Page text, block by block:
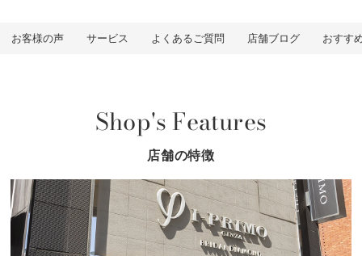
お客様の声 サービス よくあるご質問 店舗ブログ おすす
Shop's Features
店舗の特徴